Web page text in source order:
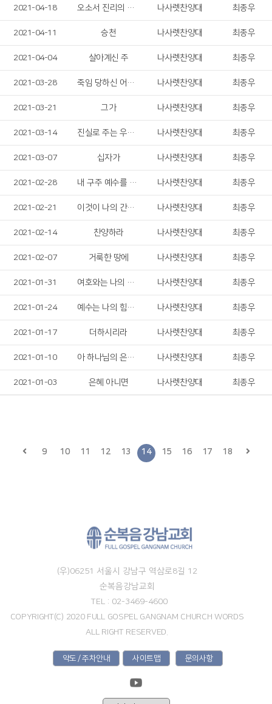
2021-04-18 오소서 진리의 성령님 나사렛찬양대 최종우
2021-04-11 승천 나사렛찬양대 최종우
2021-04-04 살아계신 주 나사렛찬양대 최종우
2021-03-28 죽임 당하신 어린 양 나사렛찬양대 최종우
2021-03-21 그가 나사렛찬양대 최종우
2021-03-14 진실로 주는 우리의 슬픔 맡으셨네 나사렛찬양대 최종우
2021-03-07 십자가 나사렛찬양대 최종우
2021-02-28 내 구주 예수를 더욱 사랑 나사렛찬양대 최종우
2021-02-21 이것이 나의 간증이요 나사렛찬양대 최종우
2021-02-14 찬양하라 나사렛찬양대 최종우
2021-02-07 거룩한 땅에 나사렛찬양대 최종우
2021-01-31 여호와는 나의 목자 나사렛찬양대 최종우
2021-01-24 예수는 나의 힘이요 나사렛찬양대 최종우
2021-01-17 더하시리라 나사렛찬양대 최종우
2021-01-10 아 하나님의 은혜로 나사렛찬양대 최종우
2021-01-03 은혜 아니면 나사렛찬양대 최종우
9 10 11 12 13 14 15 16 17 18
(우)06251 서울시 강남구 역삼로8길 12
순복음강남교회
TEL : 02-3469-4600
COPYRIGHT(C) 2020 FULL GOSPEL GANGNAM CHURCH WORDS
ALL RIGHT RESERVED.
약도 / 주차안내 사이트맵 문의사항